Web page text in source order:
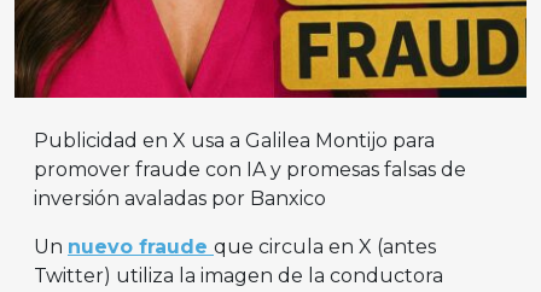
Publicidad en X usa a Galilea Montijo para
promover fraude con IA y promesas falsas de
inversión avaladas por Banxico
Un nuevo fraude que circula en X (antes
Twitter) utiliza la imagen de la conductora